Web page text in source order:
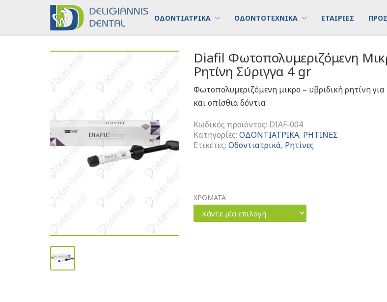
ΟΔΟΝΤΙΑΤΡΙΚΑ ΟΔΟΝΤΟΤΕΧΝΙΚΑ ΕΤΑΙΡΙΕΣ
Diafil Φωτοπολυμεριζόμενη
Ρητίνη Σύριγγα 4 gr
Φωτοπολυμεριζόμενη μικρο – υβριδική ρητίνη
και οπίσθια δόντια
Κωδικός προϊόντος: DIAF-004
Κατηγορίες:ΟΔΟΝΤΙΑΤΡΙΚΑ, ΡΗΤΙΝΕΣ
Ετικέτες:Οδοντιατρικά, Ρητίνες
ΧΡΩΜΑΤΑ
Κάντε μία επιλογή